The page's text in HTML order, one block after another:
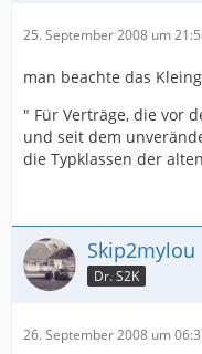
25. September 2008 um
man beachte das
" Für Verträge, die vor
und seit dem
die Typklassen der
Skip2mylou
Dr. S2K
26. September 2008 um